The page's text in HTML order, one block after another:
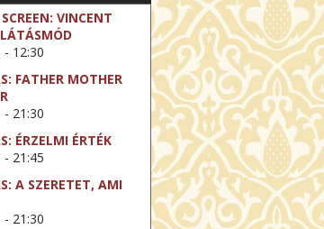
VINCENT
- 12:30
FATHER MOTHER
- 21:30
ÉRZELMI ÉRTÉK
- 21:45
A SZERETET, AMI
- 21:30